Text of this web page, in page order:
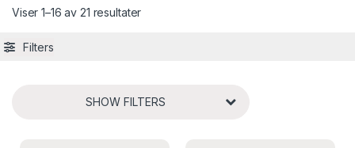
Viser 1–16 av 21 resultater
Filters
SHOW FILTERS